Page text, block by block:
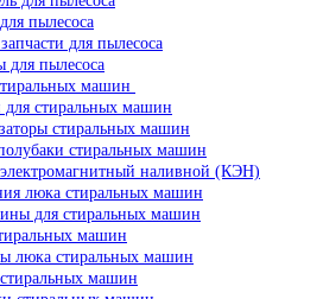
пылесоса
для пылесоса
для пылесоса
машин
стиральных машин
стиральных машин
стиральных машин
наливной (КЭН)
люка стиральных машин
для стиральных машин
машин
люка стиральных машин
машин